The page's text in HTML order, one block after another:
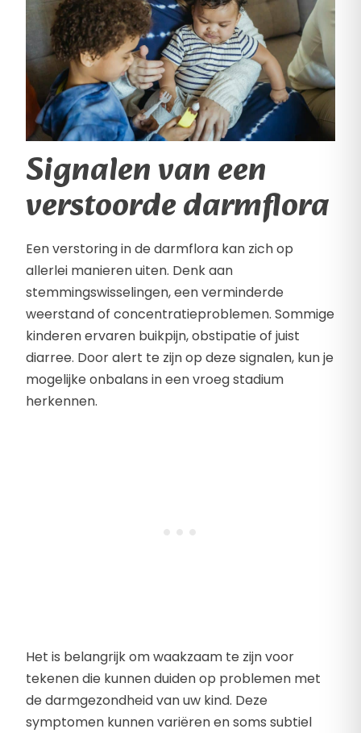
Signalen van een
verstoorde darmflora
Een verstoring in de darmflora kan zich op
allerlei manieren uiten. Denk aan
stemmingswisselingen, een verminderde
weerstand of concentratieproblemen. Sommige
kinderen ervaren buikpijn, obstipatie of juist
diarree. Door alert te zijn op deze signalen, kun je
mogelijke onbalans in een vroeg stadium
herkennen.
Het is belangrijk om waakzaam te zijn voor
tekenen die kunnen duiden op problemen met
de darmgezondheid van uw kind. Deze
symptomen kunnen variëren en soms subtiel